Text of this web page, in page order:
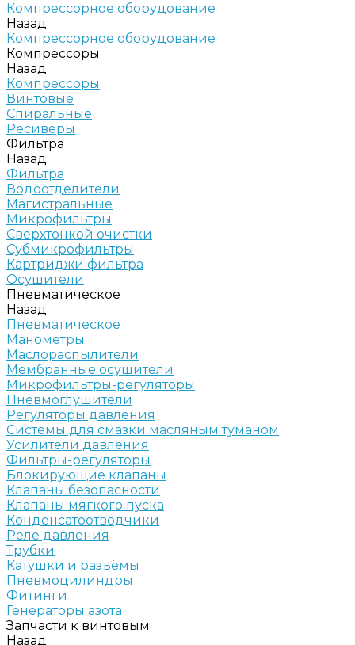
Компрессорное оборудование
Назад
Компрессорное оборудование
Компрессоры
Назад
Компрессоры
Винтовые
Спиральные
Ресиверы
Фильтра
Назад
Фильтра
Водоотделители
Магистральные
Микрофильтры
Сверхтонкой очистки
Субмикрофильтры
Картриджи фильтра
Осушители
Пневматическое
Назад
Пневматическое
Манометры
Маслораспылители
Мембранные осушители
Микрофильтры-регуляторы
Пневмоглушители
Регуляторы давления
Системы для смазки масляным туманом
Усилители давления
Фильтры-регуляторы
Блокирующие клапаны
Клапаны безопасности
Клапаны мягкого пуска
Конденсатоотводчики
Реле давления
Трубки
Катушки и разъёмы
Пневмоцилиндры
Фитинги
Генераторы азота
Запчасти к винтовым
Назад